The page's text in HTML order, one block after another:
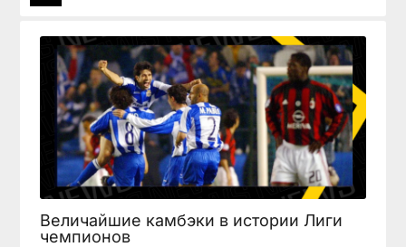
Величайшие камбэки в истории Лиги
чемпионов